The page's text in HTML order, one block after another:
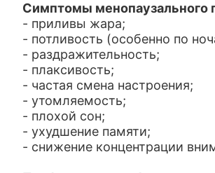
Симптомы менопаузального
- приливы жара;
- потливость (особенно по
- раздражительность;
- плаксивость;
- частая смена настроения;
- утомляемость;
- плохой сон;
- ухудшение памяти;
- снижение концентрации